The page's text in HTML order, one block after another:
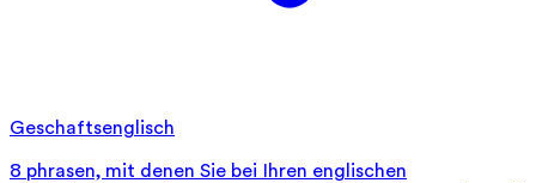
Geschaftsenglisch
8 phrasen, mit denen Sie bei Ihren englischen